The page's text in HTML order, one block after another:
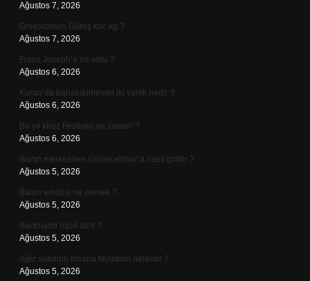
Ağustos 7, 2026
Grekoromen Güreş kac kg ?
Ağustos 7, 2026
Franz Joseph’a ne oldu ?
Ağustos 6, 2026
Kuran’da bahsedilmeyen iki varlık nedir ?
Ağustos 6, 2026
Bu yıl kiraz Festivali ne zaman ?
Ağustos 6, 2026
Bartın merkezden Güzelcehisar’a nasıl gidilir ?
Ağustos 5, 2026
Balon emojisi ne demek ?
Ağustos 5, 2026
Backhand nasıl atılır ?
Ağustos 5, 2026
Ağız sütünün insana faydaları nelerdir ?
Ağustos 5, 2026